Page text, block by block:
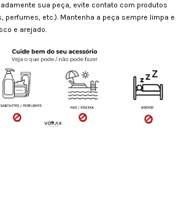
sua peça, evite contato com produtos
perfumes, etc.). Mantenha a peça sempre limpa e
e arejado.